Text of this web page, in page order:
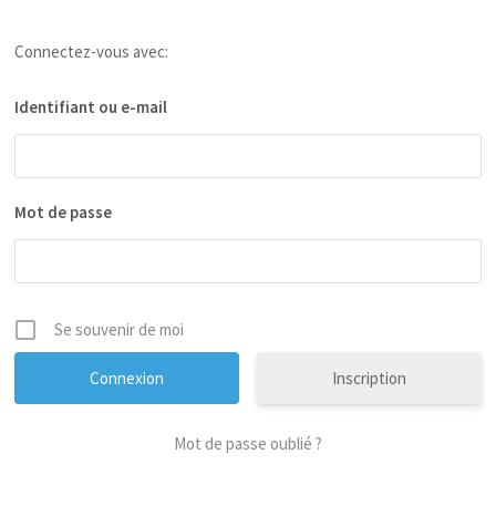
Connectez-vous avec:
Identifiant ou e-mail
Mot de passe
Se souvenir de moi
Inscription
Mot de passe oublié ?